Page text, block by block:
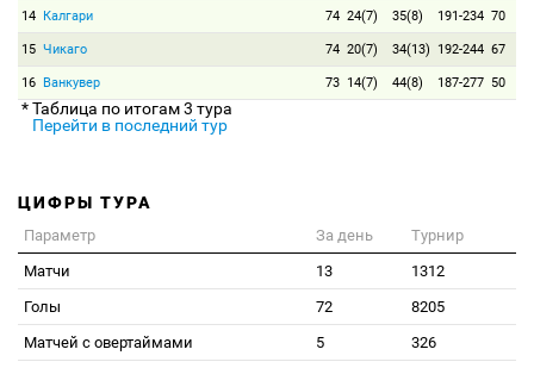
14 Калгари 74 24(7) 35(8) 191-234 70
15 Чикаго 74 20(7) 34(13) 192-244 67
16 Ванкувер 73 14(7) 44(8) 187-277 50
* Таблица по итогам 3 тура
Перейти в последний тур
ЦИФРЫ ТУРА
Параметр За день
Турнир
Матчи
13
1312
Голы
72
8205
Матчей с овертаймами
5
326